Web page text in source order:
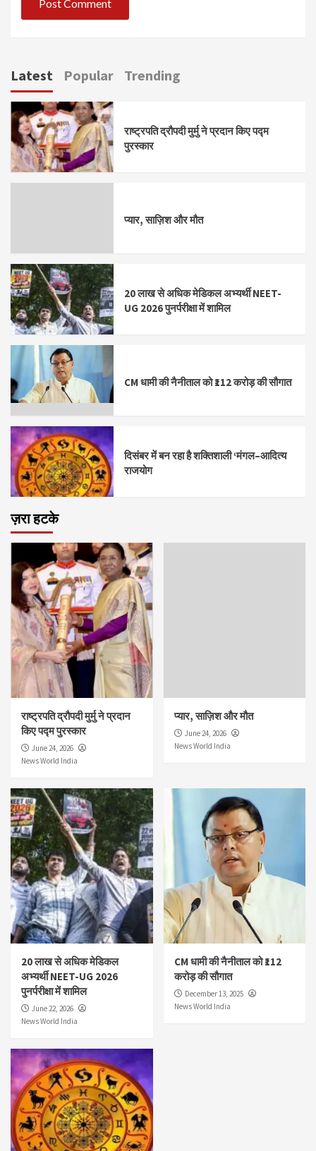
Latest Popular Trending
राष्ट्रपति द्रौपदी मुर्मु ने प्रदान किए पद्म
पुरस्कार
प्यार, साज़िश और मौत
20 लाख से अधिक मेडिकल अभ्यर्थी NEET-
UG 2026 पुनर्परीक्षा में शामिल
CM धामी की नैनीताल को ₹112 करोड़ की सौगात
दिसंबर में बन रहा है शक्तिशाली ‘मंगल–आदित्य
राजयोग
ज़रा हटके
राष्ट्रपति द्रौपदी मुर्मु ने प्रदान
किए पद्म पुरस्कार
June 24, 2026
News World India
प्यार, साज़िश और मौत
June 24, 2026
News World India
20 लाख से अधिक मेडिकल
अभ्यर्थी NEET-UG 2026
पुनर्परीक्षा में शामिल
June 22, 2026
News World India
CM धामी की नैनीताल को ₹112
करोड़ की सौगात
December 13, 2025
News World India